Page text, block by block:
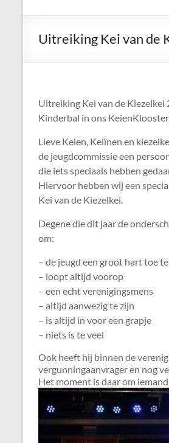
Keien
De
Keien
Uitreiking Kei van de
Uitreiking Kei van de
Kinderbal in ons
Lieve Keien, Keiïnen en
de jeugdcommissie een
die iets speciaals hebben
Hiervoor hebben wij een
Kei van de Kiezelkei.
Degene die dit jaar de
om:
– de jeugd een groot hart toe
– loopt altijd voorop
– een echt verenigingsmens
– altijd aanwezig te zijn
– is altijd in voor een grapje
– niets is te veel
Ook heeft hij binnen de
vergunningaanvrager en nog
Het moment is daar om